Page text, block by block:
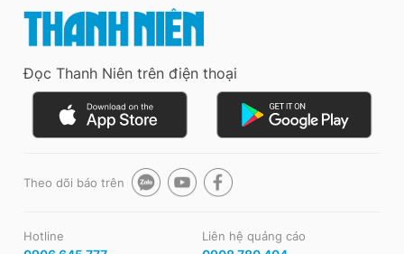
Đọc Thanh Niên trên điện thoại
Theo dõi báo trên
Hotline Liên hệ quảng cáo